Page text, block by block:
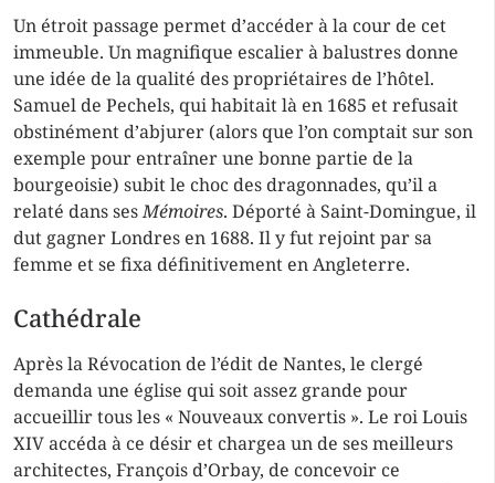
Un étroit passage permet d’accéder à la cour de cet
immeuble. Un magnifique escalier à balustres donne
une idée de la qualité des propriétaires de l’hôtel.
Samuel de Pechels, qui habitait là en 1685 et refusait
obstinément d’abjurer (alors que l’on comptait sur son
exemple pour entraîner une bonne partie de la
bourgeoisie) subit le choc des dragonnades, qu’il a
relaté dans sesMémoires. Déporté à Saint-Domingue, il
dut gagner Londres en 1688. Il y fut rejoint par sa
femme et se fixa définitivement en Angleterre.
Cathédrale
Après la Révocation de l’édit de Nantes, le clergé
demanda une église qui soit assez grande pour
accueillir tous les « Nouveaux convertis ». Le roi Louis
XIV accéda à ce désir et chargea un de ses meilleurs
architectes, François d’Orbay, de concevoir ce